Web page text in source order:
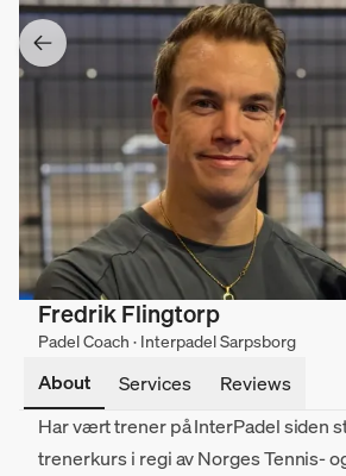
Fredrik Flingtorp
Padel Coach · Interpadel Sarpsborg
About Services
Reviews
Har vært trener på InterPadel siden
trenerkurs i regi av Norges Tennis-